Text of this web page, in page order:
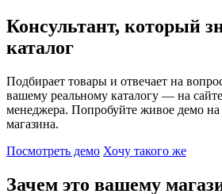
Консультант, который
каталог
Подбирает товары и отвечает на
вашему реальному каталогу — на
менеджера. Попробуйте живое демо на
магазина.
Посмотреть демо Хочу такого же
Зачем это вашему